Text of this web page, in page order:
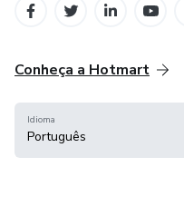
Conheça a Hotmart
Idioma
Português